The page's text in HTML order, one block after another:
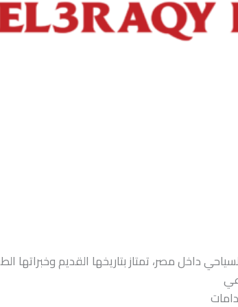
داخل مصر، تمتاز بتاريخها القديم وخبراتها